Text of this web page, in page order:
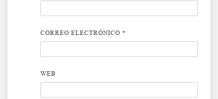
CORREO ELECTRÓNICO *
WEB